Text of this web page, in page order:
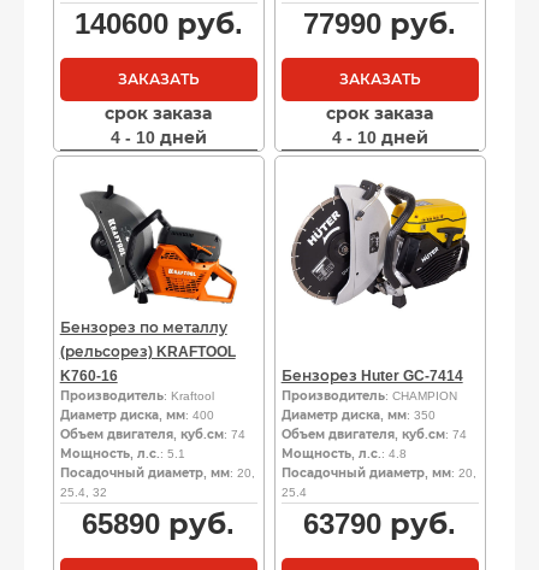
140600руб.
ЗАКАЗАТЬ
срок заказа
4 - 10 дней
77990 руб.
ЗАКАЗАТЬ
срок заказа
4 - 10 дней
Бензорез по металлу
(рельсорез) KRAFTOOL
K760-16
Производитель: Kraftool
Диаметр диска, мм: 400
Объем двигателя, куб.см: 74
Мощность, л.с.: 5.1
Посадочный диаметр, мм: 20,
25.4, 32
65890 руб.
Бензорез Huter GC-7414
Производитель: CHAMPION
Диаметр диска, мм: 350
Объем двигателя, куб.см: 74
Мощность, л.с.: 4.8
Посадочный диаметр, мм: 20,
25.4
63790 руб.